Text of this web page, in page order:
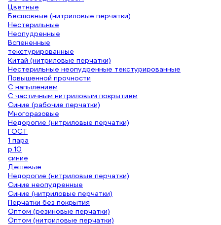
Цветные
Бесшовные (нитриловые перчатки)
Нестерильные
Неопудренные
Вспененные
текстурированные
Китай (нитриловые перчатки)
Нестерильные неопудренные текстурированные
Повышенной прочности
С напылением
С частичным нитриловым покрытием
Синие (рабочие перчатки)
Многоразовые
Недорогие (нитриловые перчатки)
ГОСТ
1 пара
р.10
синие
Дешевые
Недорогие (нитриловые перчатки)
Синие неопудренные
Синие (нитриловые перчатки)
Перчатки без покрытия
Оптом (резиновые перчатки)
Оптом (нитриловые перчатки)